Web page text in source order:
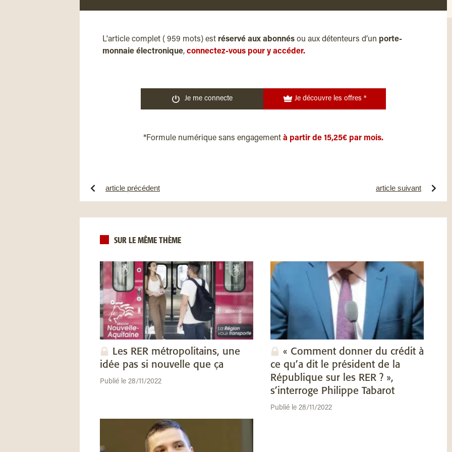
L'article complet ( 959 mots) est réservé aux abonnés ou aux détenteurs d’un porte-
monnaie électronique, connectez-vous pour y accéder.
Je me connecte Je découvre les offres *
*Formule numérique sans engagement à partir de 15,25€ par mois.
article précédent article suivant
SUR LE MÊME THÈME
Les RER métropolitains, une
idée pas si nouvelle que ça
Publié le 28/11/2022
« Comment donner du crédit à
ce qu’a dit le président de la
République sur les RER ? »,
s’interroge Philippe Tabarot
Publié le 28/11/2022